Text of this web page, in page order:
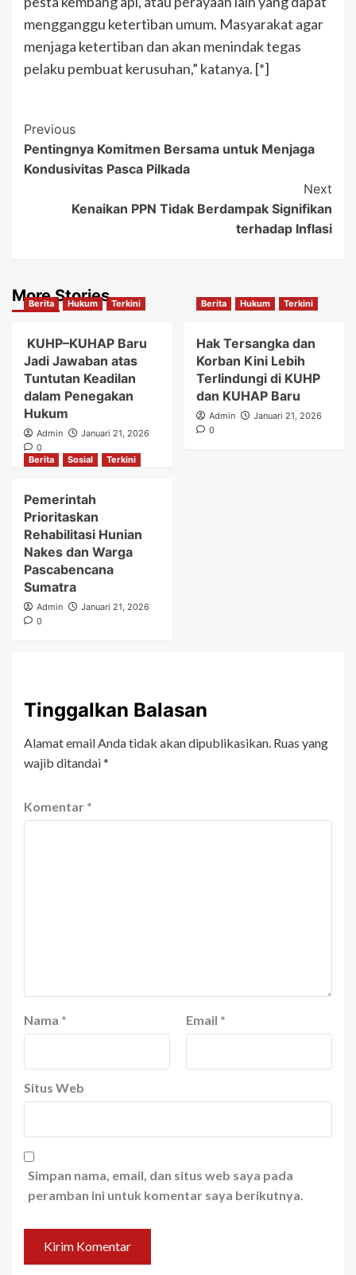
mengganggu ketertiban umum. Masyarakat agar
menjaga ketertiban dan akan menindak tegas
pelaku pembuat kerusuhan,” katanya. [*]
Post
Navigation
Previous
Pentingnya Komitmen Bersama untuk Menjaga
Kondusivitas Pasca Pilkada
Next
Kenaikan PPN Tidak Berdampak Signifikan
terhadap Inflasi
More Stories
Berita Hukum Terkini
KUHP–KUHAP Baru
Jadi Jawaban atas
Tuntutan Keadilan
dalam Penegakan
Hukum
Admin
Januari 21, 2026
0
Berita Hukum Terkini
Hak Tersangka dan
Korban Kini Lebih
Terlindungi di KUHP
dan KUHAP Baru
Admin
Januari 21, 2026
0
Berita Sosial Terkini
Pemerintah
Prioritaskan
Rehabilitasi Hunian
Nakes dan Warga
Pascabencana
Sumatra
Admin
Januari 21, 2026
0
Tinggalkan Balasan
Alamat email Anda tidak akan dipublikasikan. Ruas yang
wajib ditandai*
Komentar *
Nama * Email *
Situs Web
Simpan nama, email, dan situs web saya pada
peramban ini untuk komentar saya berikutnya.